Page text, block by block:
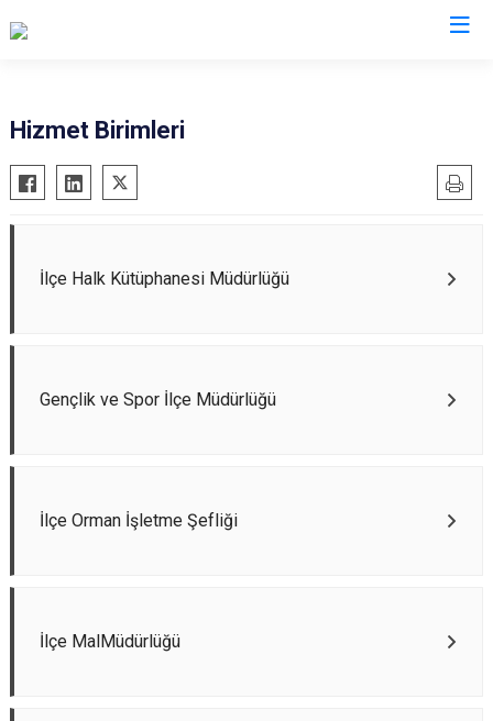
Kelkit
Köse
Hizmet Birimleri
İlçe Halk Kütüphanesi Müdürlüğü
Gençlik ve Spor İlçe Müdürlüğü
İlçe Orman İşletme Şefliği
İlçe MalMüdürlüğü